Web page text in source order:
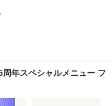
周年スペシャルメニュー フ